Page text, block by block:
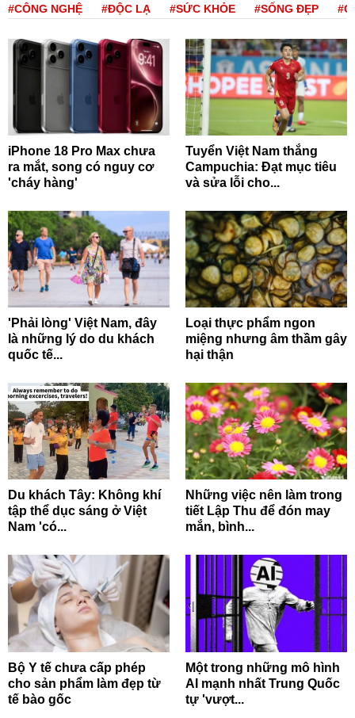
#CÔNG NGHỆ #ĐỘC LẠ #SỨC KHỎE #SỐNG ĐẸP
iPhone 18 Pro Max chưa
ra mắt, song có nguy cơ
'cháy hàng'
Tuyển Việt Nam thắng
Campuchia: Đạt mục tiêu
và sửa lỗi cho...
'Phải lòng' Việt Nam, đây
là những lý do du khách
quốc tế...
Loại thực phẩm ngon
miệng nhưng âm thầm gây
hại thận
Du khách Tây: Không khí
tập thể dục sáng ở Việt
Nam 'có...
Những việc nên làm trong
tiết Lập Thu để đón may
mắn, bình...
Bộ Y tế chưa cấp phép
cho sản phẩm làm đẹp từ
tế bào gốc
Một trong những mô hình
AI mạnh nhất Trung Quốc
tự 'vượt...